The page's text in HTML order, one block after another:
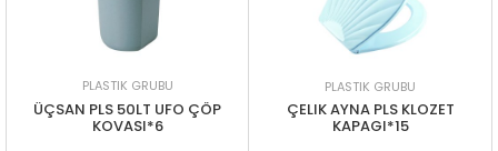
PLASTIK GRUBU
ÜÇSAN PLS 50LT UFO ÇÖP
KOVASI*6
PLASTIK GRUBU
ÇELIK AYNA PLS KLOZET
KAPAGI*15